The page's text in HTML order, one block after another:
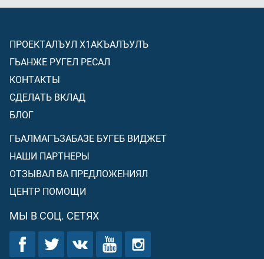
ПРОЕКТАЛЪУЛ Х1АКЪАЛЪУЛЪ
ГЬАНЖЕ РУГЕЛ РЕСАЛ
КОНТАКТЫ
СДЕЛАТЬ ВКЛАД
БЛОГ
ГЬАЛМАГЪЗАБАЗЕ БУГЕБ ВИДЖЕТ
НАШИ ПАРТНЕРЫ
ОТЗЫВАЛ ВА ПРЕДЛОЖЕНИЯЛ
ЦЕНТР ПОМОЩИ
МЫ В СОЦ. СЕТЯХ